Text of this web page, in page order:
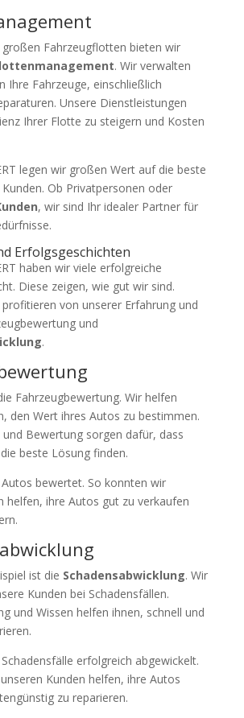
Fahrzeugflotten bieten wir
. Wir verwalten
Ihre Fahrzeuge, einschließlich
Unsere Dienstleistungen
Ihrer Flotte zu steigern und Kosten
legen wir großen Wert auf die beste
Ob Privatpersonen oder
, wir sind Ihr idealer Partner für
Erfolgsgeschichten
haben wir viele erfolgreiche
Diese zeigen, wie gut wir sind.
von unserer Erfahrung und
und
.
Fahrzeugbewertung. Wir helfen
den Wert ihres Autos zu bestimmen.
und Bewertung sorgen dafür, dass
beste Lösung finden.
bewertet. So konnten wir
helfen, ihre Autos gut zu verkaufen
ist die Schadensabwicklung. Wir
Kunden bei Schadensfällen.
und Wissen helfen ihnen, schnell und
erfolgreich abgewickelt.
Kunden helfen, ihre Autos
zu reparieren.